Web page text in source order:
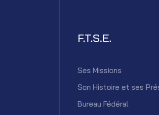
F.T.S.E.
Ses Missions
Son Histoire et ses
Bureau Fédéral